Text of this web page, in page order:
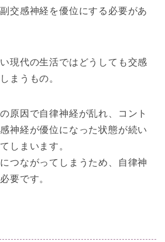
交感神経を優位にする必要があ
現代の生活ではどうしても交感
まうもの。
原因で自律神経が乱れ、コント
神経が優位になった状態が続い
しまいます。
つながってしまうため、自律神
要です。